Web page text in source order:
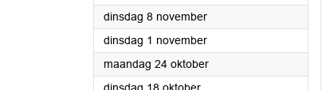
dinsdag 8 november2022
dinsdag 1 november2022
maandag 24 oktober2022
2022